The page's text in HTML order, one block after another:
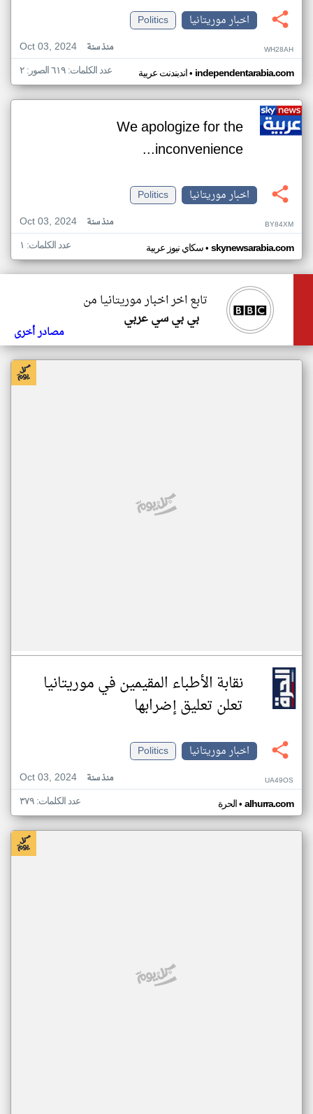
اخبار موريتانيا
Politics
Oct 03, 2024
منذ سنة WH28AH
اندبندنت عربية• independentarabia.com عدد الكلمات: ٦١٩ الصور: ٢
We apologize for the
inconvenience...
اخبار موريتانيا
Politics
Oct 03, 2024
منذ سنة BY84XM
سكاي نيوز عربية• skynewsarabia.com عدد الكلمات: ١
تابع اخر اخبار موريتانيا من
بي بي سي عربي
مصادر أخرى
نقابة الأطباء المقيمين في موريتانيا
تعلن تعليق إضرابها
اخبار موريتانيا
Politics
Oct 03, 2024
منذ سنة UA49OS
الحرة• alhurra.com عدد الكلمات: ٣٧٩